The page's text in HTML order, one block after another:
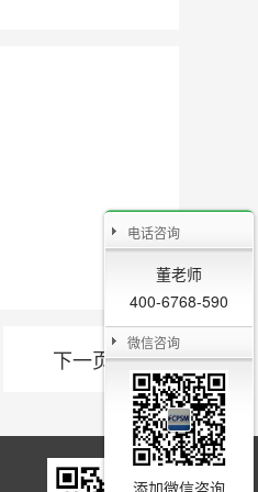
下一页
电话咨询
董老师
400-6768-590
微信咨询
添加微信咨询